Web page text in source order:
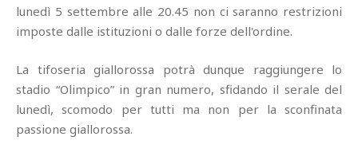
lunedì 5 settembre alle 20.45 non ci saranno restrizioni
imposte dalle istituzioni o dalle forze dell'ordine.
La tifoseria giallorossa potrà dunque raggiungere lo
stadio “Olimpico” in gran numero, sfidando il serale del
lunedì, scomodo per tutti ma non per la sconfinata
passione giallorossa.